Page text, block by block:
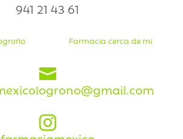
941 21 43 61
Farmacia cerca de mi

